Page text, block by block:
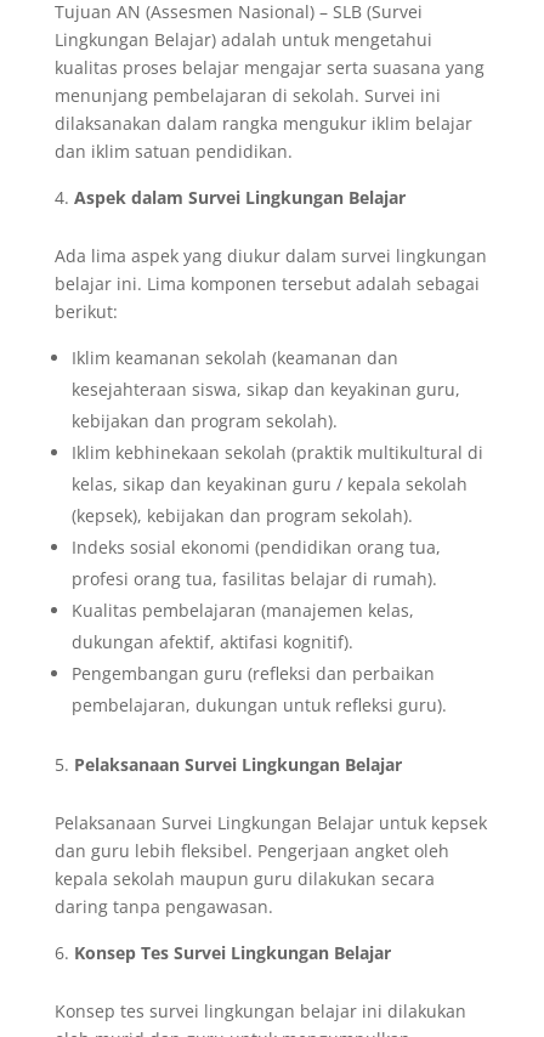
Tujuan AN (Assesmen Nasional) – SLB (Survei
Lingkungan Belajar) adalah untuk mengetahui
kualitas proses belajar mengajar serta suasana yang
menunjang pembelajaran di sekolah. Survei ini
dilaksanakan dalam rangka mengukur iklim belajar
dan iklim satuan pendidikan.
Aspek dalam Survei Lingkungan Belajar
Ada lima aspek yang diukur dalam survei lingkungan
belajar ini. Lima komponen tersebut adalah sebagai
berikut:
Iklim keamanan sekolah (keamanan dan
kesejahteraan siswa, sikap dan keyakinan guru,
kebijakan dan program sekolah).
Iklim kebhinekaan sekolah (praktik multikultural di
kelas, sikap dan keyakinan guru / kepala sekolah
(kepsek), kebijakan dan program sekolah).
Indeks sosial ekonomi (pendidikan orang tua,
profesi orang tua, fasilitas belajar di rumah).
Kualitas pembelajaran (manajemen kelas,
dukungan afektif, aktifasi kognitif).
Pengembangan guru (refleksi dan perbaikan
pembelajaran, dukungan untuk refleksi guru).
Pelaksanaan Survei Lingkungan Belajar
Pelaksanaan Survei Lingkungan Belajar untuk kepsek
dan guru lebih fleksibel. Pengerjaan angket oleh
kepala sekolah maupun guru dilakukan secara
daring tanpa pengawasan.
Konsep Tes Survei Lingkungan Belajar
Konsep tes survei lingkungan belajar ini dilakukan